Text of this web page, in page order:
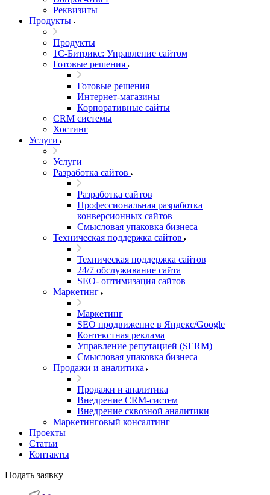
Реквизиты
Продукты
Продукты
1С-Битрикс: Управление сайтом
Готовые решения
Готовые решения
Интернет-магазины
Корпоративные сайты
CRM системы
Хостинг
Услуги
Услуги
Разработка сайтов
Разработка сайтов
Профессиональная разработка
конверсионных сайтов
Смысловая упаковка бизнеса
Техническая поддержка сайтов
Техническая поддержка сайтов
24/7 обслуживание сайта
SEO- оптимизация сайтов
Маркетинг
Маркетинг
SEO продвижение в Яндекс/Google
Контекстная реклама
Управление репутацией (SERM)
Смысловая упаковка бизнеса
Продажи и аналитика
Продажи и аналитика
Внедрение CRM-систем
Внедрение сквозной аналитики
Маркетинговый консалтинг
Проекты
Статьи
Контакты
Подать заявку